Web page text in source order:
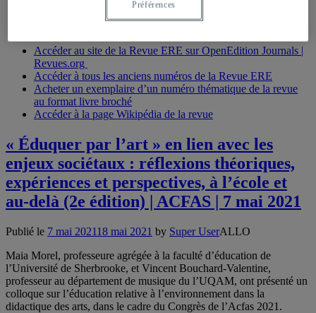
Accéder au site de la Revue ERE sur OpenEdition Journals |
Revues.org
Accéder à tous les anciens numéros de la Revue ERE
Acheter un exemplaire d’un numéro thématique de la revue
au format livre broché
Accéder à la page Wikipédia de la revue
« Éduquer par l’art » en lien avec les
enjeux sociétaux : réflexions théoriques,
expériences et perspectives, à l’école et
au-delà (2e édition) | ACFAS | 7 mai 2021
Publié le 7 mai 202118 mai 2021 by Super UserALLO
Maia Morel, professeure agrégée à la faculté d’éducation de
l’Université de Sherbrooke, et Vincent Bouchard-Valentine,
professeur au département de musique du l’UQAM, ont présenté un
colloque sur l’éducation relative à l’environnement dans la
didactique des arts, dans le cadre du Congrès de l’Acfas 2021.
Préférences